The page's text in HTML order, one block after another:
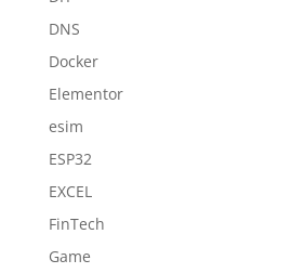
DNS
Docker
Elementor
esim
ESP32
EXCEL
FinTech
Game